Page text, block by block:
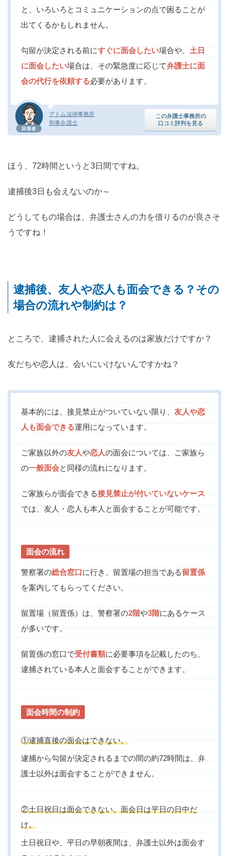
回答者
アトム法律事務所
刑事弁護士
この弁護士事務所の
口コミ評判を見る
と、いろいろとコミュニケーションの点で困ることが
出てくるかもしれません。
勾留が決定される前にすぐに面会したい場合や、 土日
に面会したい場合は、その緊急度に応じて弁護士に面
会の代行を依頼する必要があります。
ほう、72時間というと3日間ですね。
逮捕後3日も会えないのか～
どうしてもの場合は、弁護士さんの力を借りるのが良さそ
うですね！
逮捕後、友人や恋人も面会できる？その
場合の流れや制約は？
ところで、逮捕された人に会えるのは家族だけですか？
友だちや恋人は、会いにいけないんですかね？
基本的には、接見禁止がついていない限り、 友人や恋
人も面会できる運用になっています。
ご家族以外の友人や恋人の面会については、ご家族ら
の一般面会と同様の流れになります。
ご家族らが面会できる接見禁止が付いていないケース
では、友人・恋人も本人と面会することが可能です。
面会の流れ
警察署の総合窓口に行き、留置場の担当である留置係
を案内してもらってください。
留置場（留置係）は、警察署の2階や3階にあるケース
が多いです。
留置係の窓口で受付書類に必要事項を記載したのち、
逮捕されている本人と面会することができます。
面会時間の制約
①逮捕直後の面会はできない。
逮捕から勾留が決定されるまでの間の約72時間は、弁
護士以外は面会することができません。
②土日祝日は面会できない。面会日は平日の日中だ
け。
土日祝日や、平日の早朝夜間は、弁護士以外は面会す